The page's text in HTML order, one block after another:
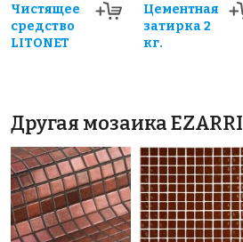
Чистящее
средство
LITONET
Цементная
затирка 2
кг.
Другая мозаика EZARRI